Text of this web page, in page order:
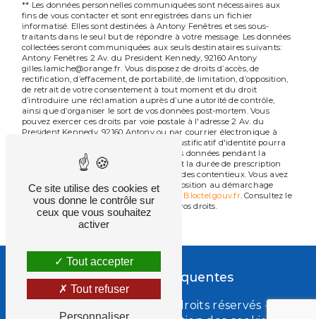
** Les données personnelles communiquées sont nécessaires aux
fins de vous contacter et sont enregistrées dans un fichier
informatisé. Elles sont destinées à Antony Fenêtres et ses sous-
traitants dans le seul but de répondre à votre message. Les données
collectées seront communiquées aux seuls destinataires suivants:
Antony Fenêtres 2 Av. du President Kennedy, 92160 Antony
gilles.lamiche@orange.fr. Vous disposez de droits d’accès, de
rectification, d’effacement, de portabilité, de limitation, d’opposition,
de retrait de votre consentement à tout moment et du droit
d’introduire une réclamation auprès d’une autorité de contrôle,
ainsi que d’organiser le sort de vos données post-mortem. Vous
pouvez exercer ces droits par voie postale à l'adresse 2 Av. du
President Kennedy, 92160 Antony ou par courrier électronique à
l'adresse gilles.lamiche@orange.fr. Un justificatif d'identité pourra
vous être demandé. Nous conservons vos données pendant la
période de prise de contact puis pendant la durée de prescription
légale aux fins probatoires et de gestion des contentieux. Vous avez
le droit de vous inscrire sur la liste d'opposition au démarchage
téléphonique, disponible à cette adresse:
Bloctel.gouv.fr . Consultez le
site cnil.fr pour plus d’informations sur vos droits.
Recherches fréquentes
- 2026 - Tous droits réservés -
Ce site utilise des cookies et
vous donne le contrôle sur
ceux que vous souhaitez
activer
Tout accepter
Tout refuser
Personnaliser